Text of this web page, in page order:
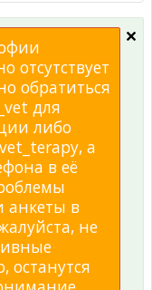
отсутствует
обратиться
для
либо
а
в её
анкеты в
не
останутся